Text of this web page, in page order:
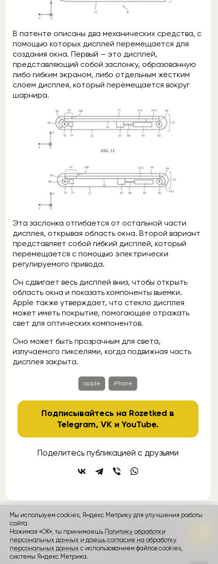
В патенте описаны два механических средства, с
помощью которых дисплей перемещается для
создания окна. Первый — это дисплей,
представляющий собой заслонку, образованную
либо гибким экраном, либо отдельным жёстким
слоем дисплея, который перемещается вокруг
шарнира.
Эта заслонка отгибается от остальной части
дисплея, открывая область окна. Второй вариант
представляет собой гибкий дисплей, который
перемещается с помощью электрически
регулируемого привода.
Он сдвигает весь дисплей вниз, чтобы открыть
область окна и показать компоненты выемки.
Apple также утверждает, что стекло дисплея
может иметь покрытие, помогающее отражать
свет для оптических компонентов.
Оно может быть прозрачным для света,
излучаемого пикселями, когда подвижная часть
дисплея закрыта.
apple iPhone
Подписывайтесь на Rozetked в
Telegram,VK иYouTube.
Поделитесь публикацией с друзьями
контакты
Rozetked © 2026
Пользовательское соглашение
Мы используем cookies, Яндекс Метрику для улучшения работы
сайта.
Нажимая «ОК», ты принимаешь Политику обработки
персональных данных и даешь согласие на обработку
персональных данных с использованием файлов cookies,
системы Яндекс Метрика.